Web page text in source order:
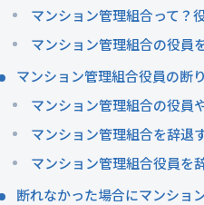
マンション管理組合って？
マンション管理組合の役員
マンション管理組合役員の断
マンション管理組合の役員
マンション管理組合を辞退
マンション管理組合役員を
断れなかった場合にマンショ